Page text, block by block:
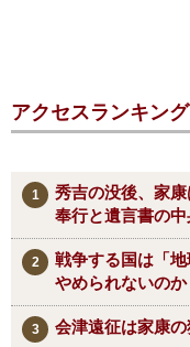
アクセスランキング
秀吉の没後、家
奉行と遺言書の中
戦争する国は「
やめられないのか
会津遠征は家康